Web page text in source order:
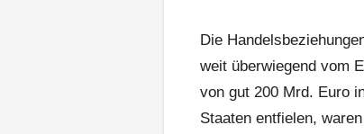
Die
weit überwiegend vom
von gut 200 Mrd. Euro
Staaten entfielen,